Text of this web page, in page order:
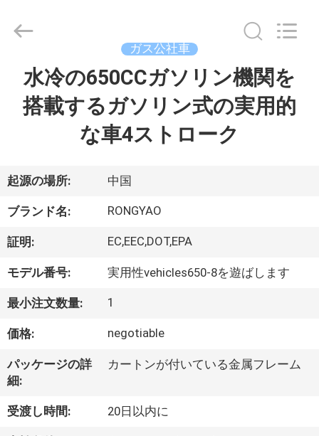
ダ
ク
ト
私
に
つ
い
Shanghai
Rongyao
Reserved.
ガス公社車
水冷の650CCガソリン機関を
搭載するガソリン式の実用的
な車4ストローク
起源の場所: 中国
ブランド名: RONGYAO
証明: EC,EEC,DOT,EPA
モデル番号: 実用性vehicles650-8を遊ばします
最小注文数量: 1
価格: negotiable
パッケージの詳
細:
カートンが付いている金属フレーム
受渡し時間: 20日以内に